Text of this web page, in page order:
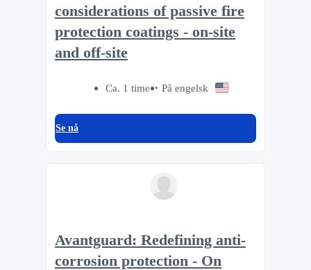
considerations of passive fire
protection coatings - on-site
and off-site
Ca. 1 time På engelsk
Se nå
Avantguard: Redefining anti-
corrosion protection - On